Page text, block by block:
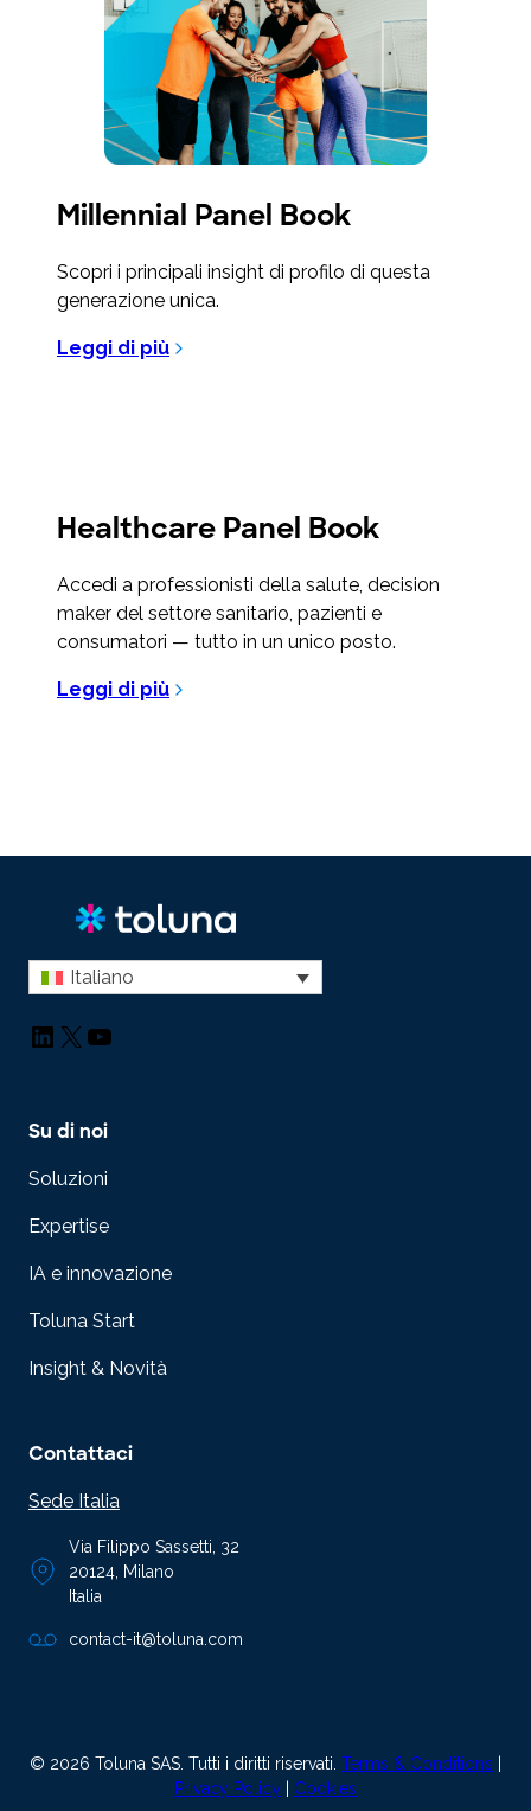
Millennial Panel Book
Scopri i principali insight di profilo di questa
generazione unica.
Leggi di più
Healthcare Panel Book
Accedi a professionisti della salute, decision
maker del settore sanitario, pazienti e
consumatori — tutto in un unico posto.
Leggi di più
Italiano
LinkedIn
X YouTube
Su di noi
Soluzioni
Expertise
IA e innovazione
Toluna Start
Insight & Novità
Contattaci
Sede Italia
Via Filippo Sassetti, 32
20124, Milano
Italia
contact-it@toluna.com
© 2026 Toluna SAS. Tutti i diritti riservati. Terms & Conditions
Privacy Policy
Cookies